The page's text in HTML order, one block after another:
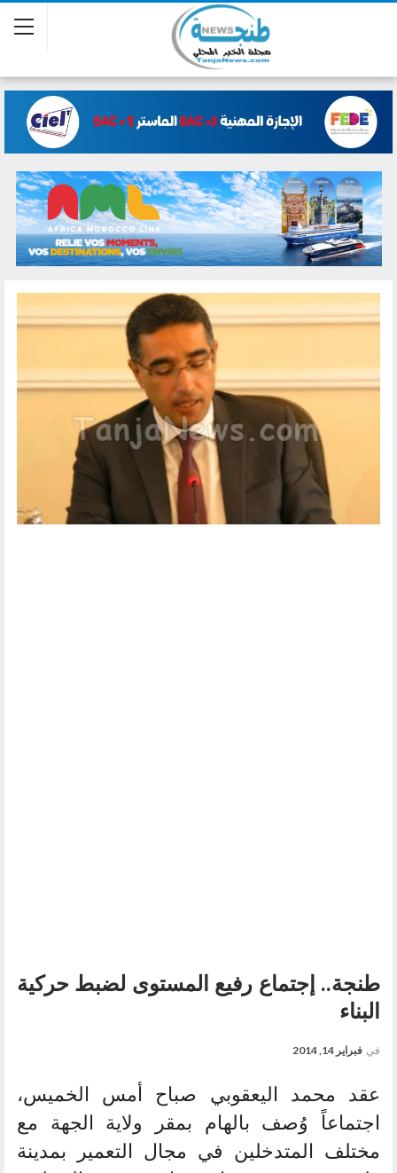
طنجة.. إجتماع رفيع المستوى لضبط حركية
البناء
في فبراير 14, 2014
عقد محمد اليعقوبي صباح أمس الخميس،
اجتماعاً وُصف بالهام بمقر ولاية الجهة مع
مختلف المتدخلين في مجال التعمير بمدينة